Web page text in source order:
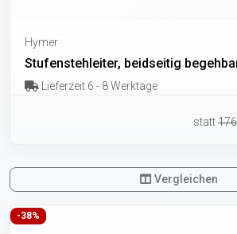
Hymer
Stufenstehleiter, beidseitig
Lieferzeit 6 - 8 Werktage
statt
Vergleichen
-38%